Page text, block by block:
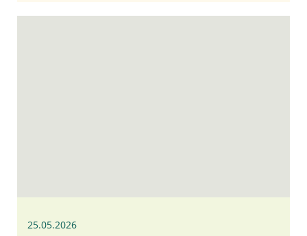
25.05.2026